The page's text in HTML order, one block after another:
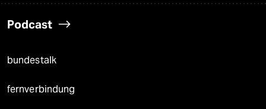
Podcast
bundestalk
fernverbindung